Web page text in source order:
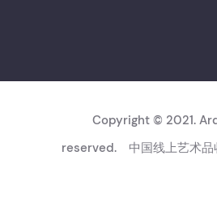
Copyright © 2021.
reserved. 中国线上艺术